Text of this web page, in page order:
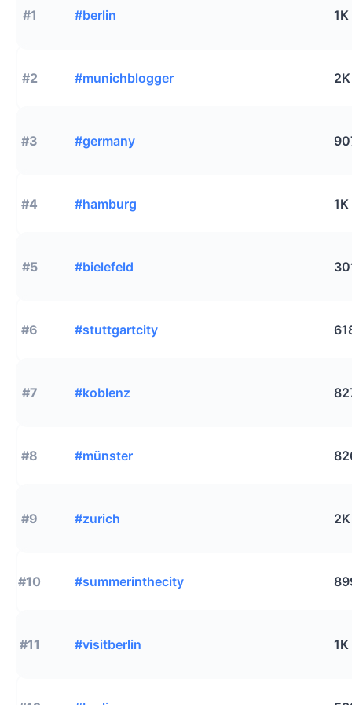
#1 #berlin 1K
#2 #munichblogger 2K
#3 #germany
#4 #hamburg 1K
#5 #bielefeld
#6 #stuttgartcity
#7 #koblenz
#8 #münster
#9 #zurich 2K
#10 #summerinthecity
#11 #visitberlin 1K